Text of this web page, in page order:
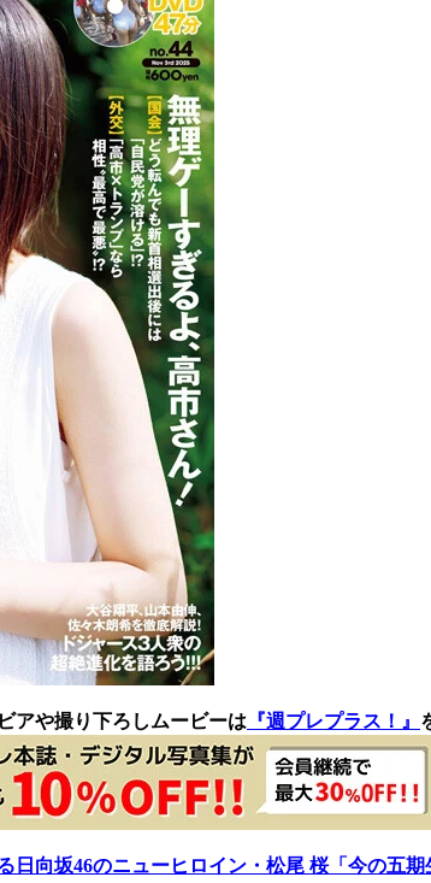
アや撮り下ろしムービーは 『週プレプラス！』
向坂46のニューヒロイン・松尾 桜「今の五